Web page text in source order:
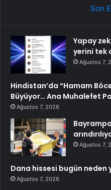
Son
Yapay
yerini tek
Ağustos 7,
Hindistan’da “Hamam
Büyüyor… Ana Muhalefet
Ağustos 7, 2026
Ağustos 7,
Dana hissesi bugün neden
Ağustos 7, 2026